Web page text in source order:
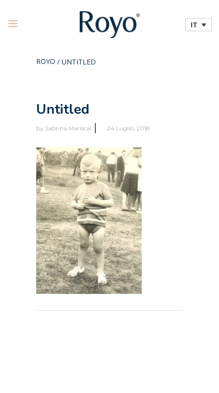
IT
ROYO / UNTITLED
Untitled
by Sabrina Mariscal 24 Luglio, 2018